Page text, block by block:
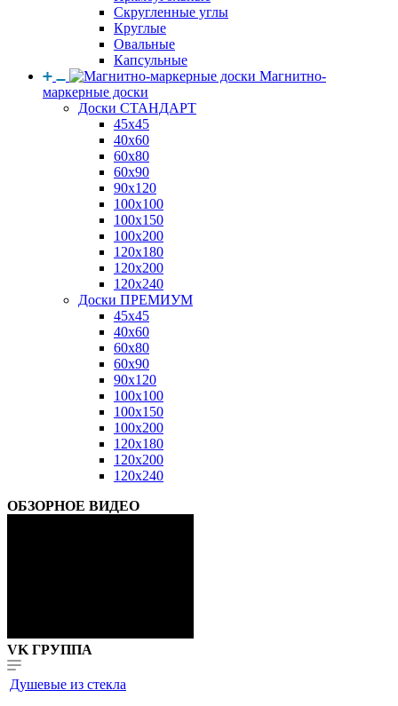
Скругленные углы
Круглые
Овальные
Капсульные
Магнитно-
маркерные доски
Доски СТАНДАРТ
45x45
40x60
60x80
60x90
90x120
100x100
100x150
100x200
120x180
120x200
120x240
Доски ПРЕМИУМ
45x45
40x60
60x80
60x90
90x120
100x100
100x150
100x200
120x180
120x200
120x240
ОБЗОРНОЕ ВИДЕО
VK ГРУППА
Душевые из стекла